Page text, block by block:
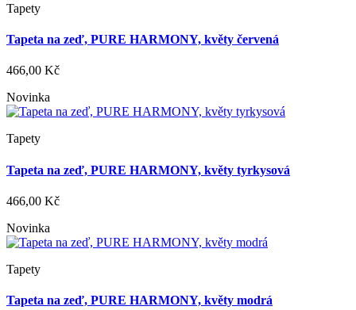
Tapety
Tapeta na zeď, PURE HARMONY, květy červená
466,00 Kč
Novinka
Tapety
Tapeta na zeď, PURE HARMONY, květy tyrkysová
466,00 Kč
Novinka
Tapety
Tapeta na zeď, PURE HARMONY, květy modrá